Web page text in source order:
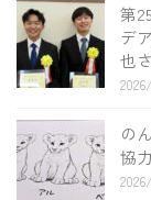
第
デ
也
の
協